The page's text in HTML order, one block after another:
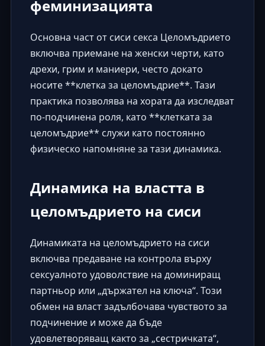
феминизацията
Основна част от сиси секса Целомъдрието
включва приемане на женски черти, като
дрехи, грим и маниери, често докато
носите **клетка за целомъдрие**. Тази
практика позволява на хората да изследват
по-подчинена роля, като **клетката за
целомъдрие** служи като постоянно
физическо напомняне за тази динамика.
Динамика на властта в
целомъдрието на сиси
Динамиката на целомъдрието на сиси
включва предаване на контрола върху
сексуалното удоволствие на доминиращ
партньор или „държател на ключа“. Този
обмен на власт задълбочава чувството за
подчинение и може да бъде
удовлетворяващ както за „сестричката“,